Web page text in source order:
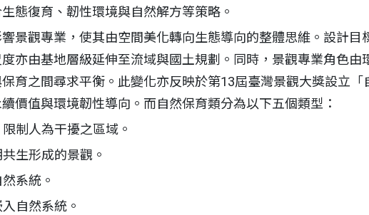
態復育、韌性環境與自然解方等策略。
景觀專業，使其由空間美化轉向生態導向的整體思維。設計目
亦由基地層級延伸至流域與國土規劃。同時，景觀專業角色由
育之間尋求平衡。此變化亦反映於第13屆臺灣景觀大獎設立「
價值與環境韌性導向。而自然保育類分為以下五個類型：
制人為干擾之區域。
生形成的景觀。
系統。
自然系統。